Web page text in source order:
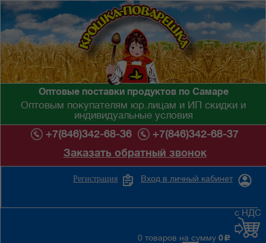
Оптовые поставки продуктов по Самаре
Оптовым покупателям юр.лицам и ИП скидки и
индивидуальные условия
+7(846)342-68-36
+7(846)342-68-37
Заказать обратный звонок
Вход в личный кабинет
Регистрация
0 товаров на сумму 0 c
с НДС